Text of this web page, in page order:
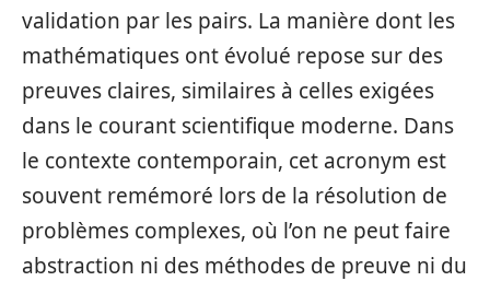
validation par les pairs. La manière dont les
mathématiques ont évolué repose sur des
preuves claires, similaires à celles exigées
dans le courant scientifique moderne. Dans
le contexte contemporain, cet acronym est
souvent remémoré lors de la résolution de
problèmes complexes, où l’on ne peut faire
abstraction ni des méthodes de preuve ni du